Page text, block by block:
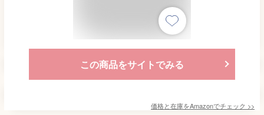
この商品をサイトでみる
価格と在庫をAmazonでチェック >>